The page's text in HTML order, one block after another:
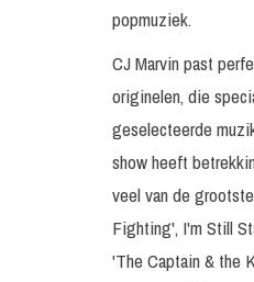
popmuziek.
CJ Marvin past
originelen, die
geselecteerde
show heeft
veel van de
Fighting', I'm Still
'The Captain & the